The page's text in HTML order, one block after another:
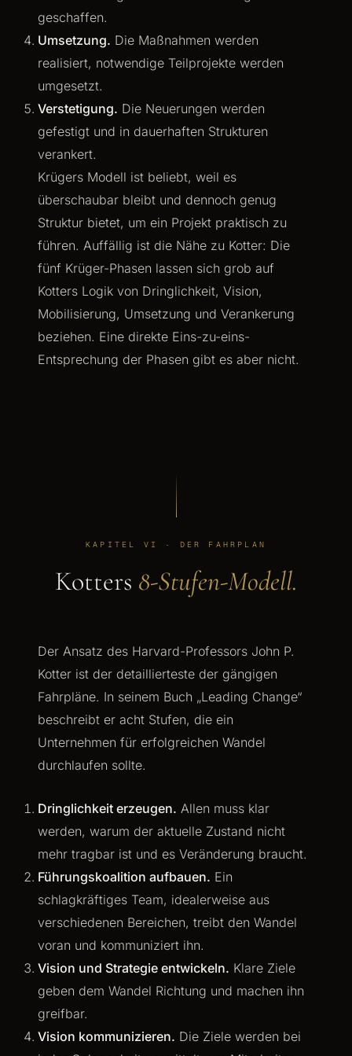
geschaffen.
Umsetzung. Die Maßnahmen werden
realisiert, notwendige Teilprojekte werden
umgesetzt.
Verstetigung. Die Neuerungen werden
gefestigt und in dauerhaften Strukturen
verankert.
Krügers Modell ist beliebt, weil es
überschaubar bleibt und dennoch genug
Struktur bietet, um ein Projekt praktisch zu
führen. Auffällig ist die Nähe zu Kotter: Die
fünf Krüger-Phasen lassen sich grob auf
Kotters Logik von Dringlichkeit, Vision,
Mobilisierung, Umsetzung und Verankerung
beziehen. Eine direkte Eins-zu-eins-
Entsprechung der Phasen gibt es aber nicht.
KAPITEL VI · DER FAHRPLAN
Kotters 8-Stufen-Modell.
Der Ansatz des Harvard-Professors John P.
Kotter ist der detaillierteste der gängigen
Fahrpläne. In seinem Buch „Leading Change“
beschreibt er acht Stufen, die ein
Unternehmen für erfolgreichen Wandel
durchlaufen sollte.
Dringlichkeit erzeugen. Allen muss klar
werden, warum der aktuelle Zustand nicht
mehr tragbar ist und es Veränderung braucht.
Führungskoalition aufbauen. Ein
schlagkräftiges Team, idealerweise aus
verschiedenen Bereichen, treibt den Wandel
voran und kommuniziert ihn.
Vision und Strategie entwickeln. Klare Ziele
geben dem Wandel Richtung und machen ihn
greifbar.
Vision kommunizieren. Die Ziele werden bei